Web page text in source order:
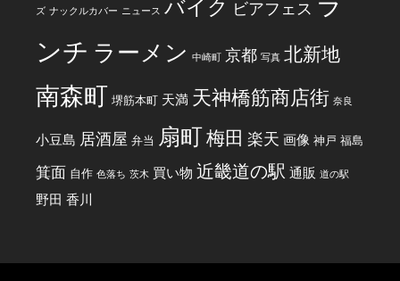
ズ ナックルカバー ニュース バイク ビアフェス
ンチ ラーメン 中崎町 京都 写真 北新地
南森町 堺筋本町 天満 天神橋筋商店街 奈良
小豆島 居酒屋 弁当 扇町梅田 楽天 画像 神戸 福島
箕面 自作 色落ち 茨木 買い物 近畿道の駅 通販 道の駅
野田 香川